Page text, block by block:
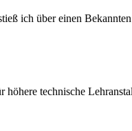
ich über einen
technische